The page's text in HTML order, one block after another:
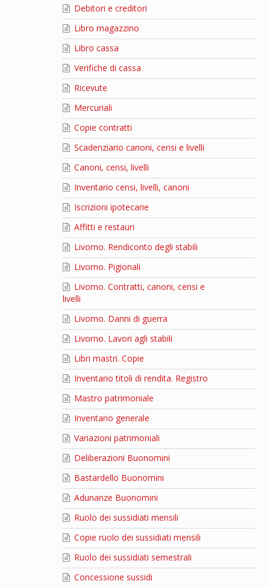
Debitori e creditori
Libro magazzino
Libro cassa
Verifiche di cassa
Ricevute
Mercuriali
Copie contratti
Scadenziario canoni, censi e livelli
Canoni, censi, livelli
Inventario censi, livelli, canoni
Iscrizioni ipotecarie
Affitti e restauri
Livorno. Rendiconto degli stabili
Livorno. Pigionali
Livorno. Contratti, canoni, censi e
livelli
Livorno. Danni di guerra
Livorno. Lavori agli stabili
Libri mastri. Copie
Inventario titoli di rendita. Registro
Mastro patrimoniale
Inventario generale
Variazioni patrimoniali
Deliberazioni Buonomini
Bastardello Buonomini
Adunanze Buonomini
Ruolo dei sussidiati mensili
Copie ruolo dei sussidiati mensili
Ruolo dei sussidiati semestrali
Concessione sussidi